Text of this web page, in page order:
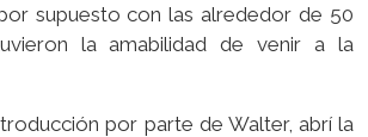
supuesto con las alrededor de 50
la amabilidad de venir a la
por parte de Walter, abrí la